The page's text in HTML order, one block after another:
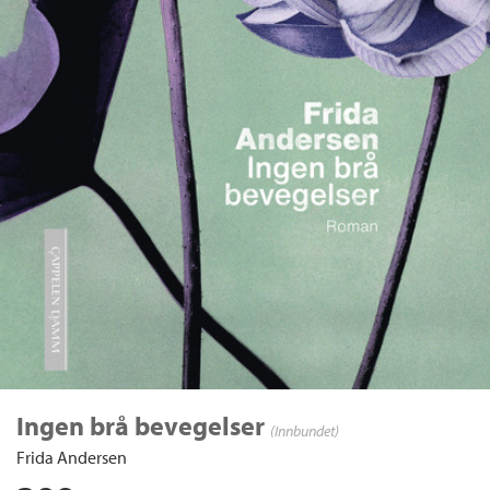
Ingen brå bevegelser (Innbundet)
Frida Andersen